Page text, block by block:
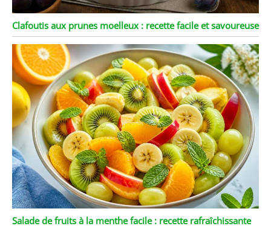
Clafoutis aux prunes moelleux : recette facile et savoureuse
Salade de fruits à la menthe facile : recette rafraîchissante